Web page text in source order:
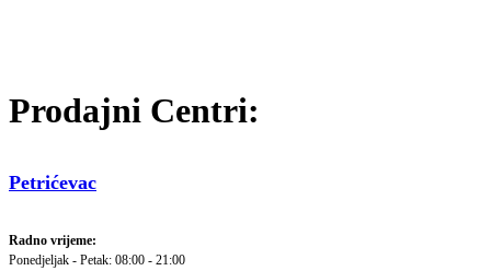
Prodajni Centri:
Petrićevac
Radno vrijeme:
Ponedjeljak - Petak: 08:00 - 21:00